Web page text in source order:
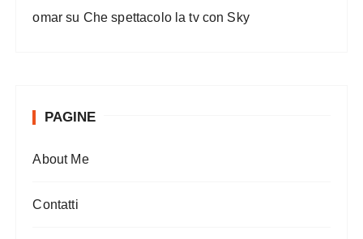
omar su Che spettacolo la tv con Sky
PAGINE
About Me
Contatti